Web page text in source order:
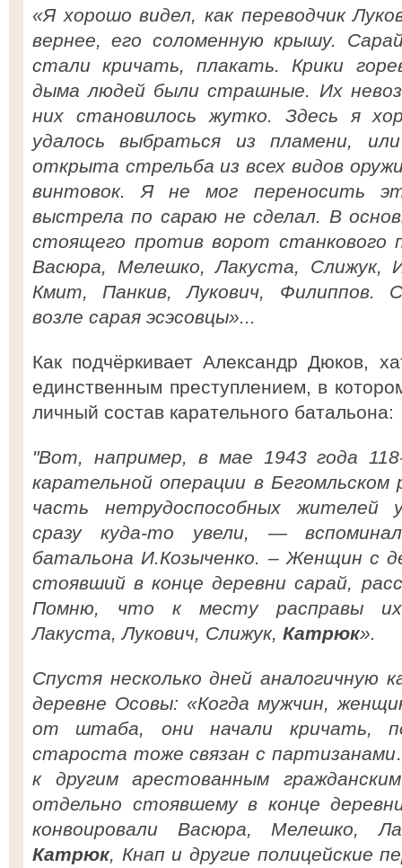
«Я хорошо видел, как переводчик
вернее, его соломенную крышу.
стали кричать, плакать. Крики
дыма людей были страшные. Их
них становилось жутко. Здесь я
удалось выбраться из пламени,
открыта стрельба из всех видов
винтовок. Я не мог переносить
выстрела по сараю не сделал. В
стоящего против ворот станкового
Васюра, Мелешко, Лакуста, Слижук,
Кмит, Панкив, Лукович, Филиппов.
возле сарая эсэсовцы»...
Как подчёркивает Александр Дюков,
единственным преступлением, в
личный состав карательного батальона:
"Вот, например, в мае 1943 года
карательной операции в Бегомльском
часть нетрудоспособных жителей
сразу куда-то увели, —
батальона И.Козыченко. – Женщин с
стоявший в конце деревни сарай,
Помню, что к месту расправы их
Лакуста, Лукович, Слижук, Катрюк».
Спустя несколько дней аналогичную
деревне Осовы: «Когда мужчин,
от штаба, они начали кричать,
староста тоже связан с
к другим арестованным
отдельно стоявшему в конце
конвоировали Васюра, Мелешко,
Катрюк, Кнап и другие полицейские